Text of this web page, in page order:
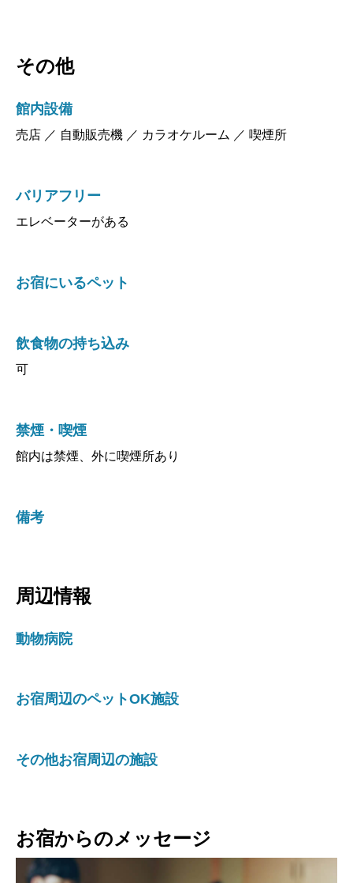
その他
館内設備
売店 ／ 自動販売機 ／ カラオケルーム ／ 喫煙所
バリアフリー
エレベーターがある
お宿にいるペット
飲食物の持ち込み
可
禁煙・喫煙
館内は禁煙、外に喫煙所あり
備考
周辺情報
動物病院
お宿周辺のペットOK施設
その他お宿周辺の施設
お宿からのメッセージ